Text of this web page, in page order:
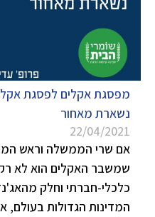
מפסגת אקלים לפסגת
נשארת מאחור
22/04/2021
אם שרי הממשלה וראש
שמשבר האקלים הוא לא
כלכלי-חברתי וחלק
המדינות הגדולות בעולם,